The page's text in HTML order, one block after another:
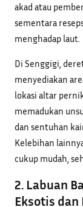
akad atau
sementara
menghadap laut.
Di Senggigi,
menyediakan
lokasi altar
memadukan
dan sentuhan
Kelebihan
cukup mudah,
2. Labuan
Eksotis dan